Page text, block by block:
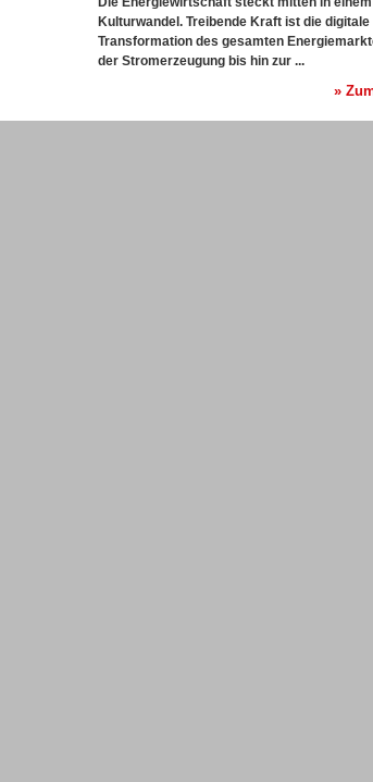
Kulturwandel. Treibende Kraft ist die digitale
Transformation des gesamten
der Stromerzeugung bis hin zur ...
»